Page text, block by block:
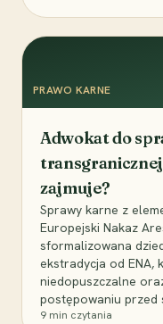
PRAWO KARNE
Adwokat do
zajmuje?
Sprawy karne z
Europejski Nakaz
sformalizowana
ekstradycja od ENA,
niedopuszczalne
postępowaniu przed
9 min czytania